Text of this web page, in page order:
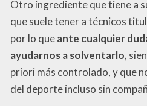
Otro ingrediente que tiene a
que suele tener a técnicos
por lo queante cualquier
ayudarnos a solventarlo,
priori más controlado, y que
del deporte incluso sin